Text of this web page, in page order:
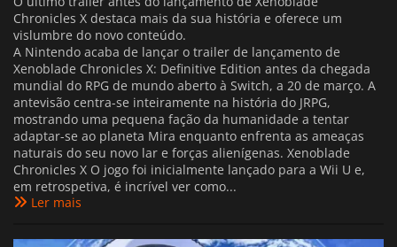
Chronicles X destaca mais da sua história e oferece um
vislumbre do novo conteúdo.
A Nintendo acaba de lançar o trailer de lançamento de
Xenoblade Chronicles X: Definitive Edition antes da chegada
mundial do RPG de mundo aberto à Switch, a 20 de março. A
antevisão centra-se inteiramente na história do JRPG,
mostrando uma pequena fação da humanidade a tentar
adaptar-se ao planeta Mira enquanto enfrenta as ameaças
naturais do seu novo lar e forças alienígenas. Xenoblade
Chronicles X O jogo foi inicialmente lançado para a Wii U e,
em retrospetiva, é incrível ver como...
Ler mais